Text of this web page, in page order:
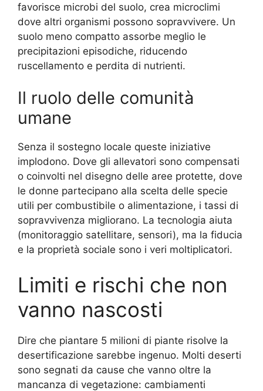
favorisce microbi del suolo, crea microclimi
dove altri organismi possono sopravvivere. Un
suolo meno compatto assorbe meglio le
precipitazioni episodiche, riducendo
ruscellamento e perdita di nutrienti.
Il ruolo delle comunità
umane
Senza il sostegno locale queste iniziative
implodono. Dove gli allevatori sono compensati
o coinvolti nel disegno delle aree protette, dove
le donne partecipano alla scelta delle specie
utili per combustibile o alimentazione, i tassi di
sopravvivenza migliorano. La tecnologia aiuta
(monitoraggio satellitare, sensori), ma la fiducia
e la proprietà sociale sono i veri moltiplicatori.
Limiti e rischi che non
vanno nascosti
Dire che piantare 5 milioni di piante risolve la
desertificazione sarebbe ingenuo. Molti deserti
sono segnati da cause che vanno oltre la
mancanza di vegetazione: cambiamenti